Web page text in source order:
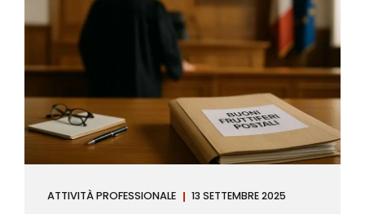
ATTIVITÀ PROFESSIONALE 13 SETTEMBRE 2025